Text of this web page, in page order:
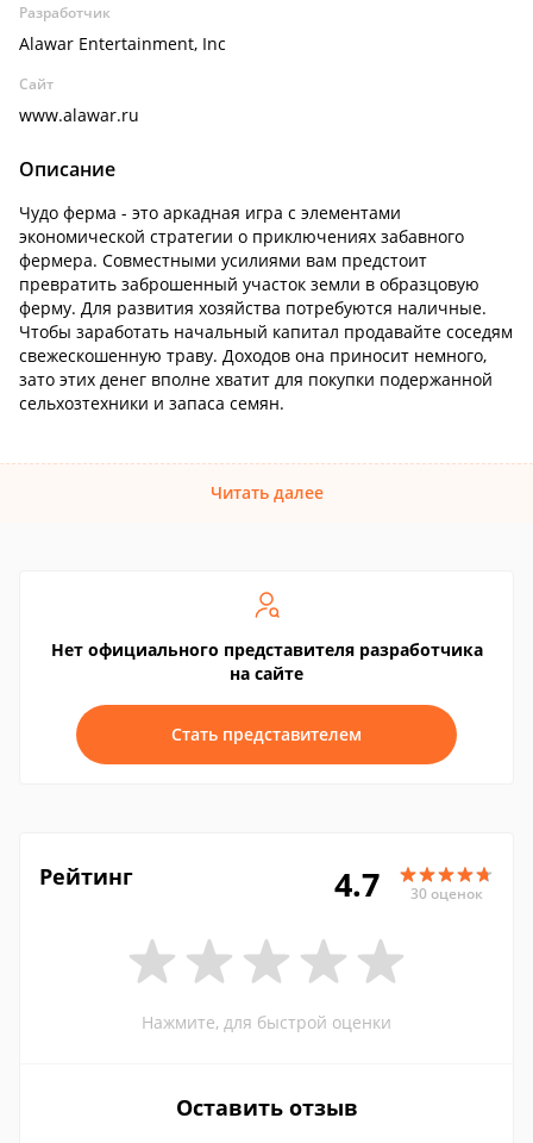
Разработчик
Alawar Entertainment, Inc
Сайт
www.alawar.ru
Описание
Чудо ферма - это аркадная игра с элементами
экономической стратегии о приключениях забавного
фермера. Совместными усилиями вам предстоит
превратить заброшенный участок земли в образцовую
ферму. Для развития хозяйства потребуются наличные.
Чтобы заработать начальный капитал продавайте соседям
свежескошенную траву. Доходов она приносит немного,
зато этих денег вполне хватит для покупки подержанной
сельхозтехники и запаса семян.
Читать далее
Нет официального представителя разработчика
на сайте
Стать представителем
Рейтинг 4.7 30 оценок
Нажмите, для быстрой оценки
Оставить отзыв